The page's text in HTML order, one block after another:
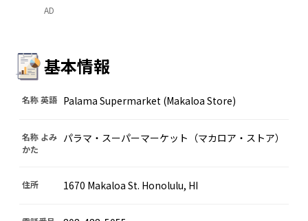
AD
基本情報
名称 英語 Palama Supermarket (Makaloa Store)
名称 よみ
かた
パラマ・スーパーマーケット（マカロア・ストア）
住所 1670 Makaloa St. Honolulu, HI